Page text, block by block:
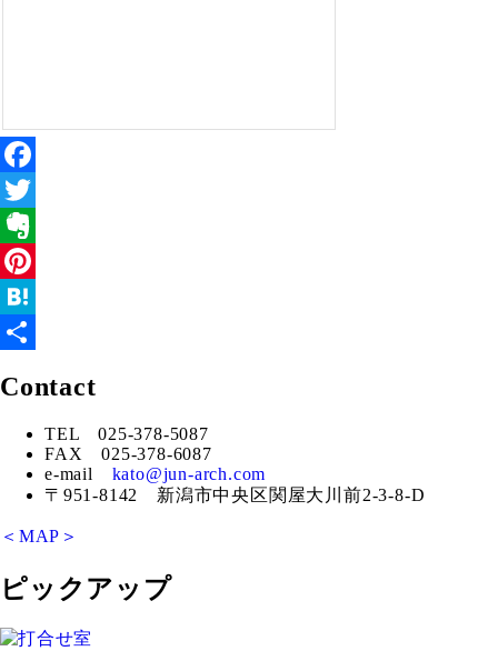
Facebook
Twitter
Evernote
Pinterest
Hatena
Contact
TEL 025-378-5087
FAX 025-378-6087
e-mail kato@jun-arch.com
〒951-8142 新潟市中央区関屋大川前2-3-8-D
＜MAP＞
ピックアップ